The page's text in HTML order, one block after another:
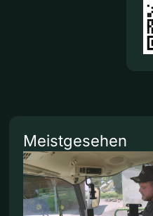
Meistgesehen